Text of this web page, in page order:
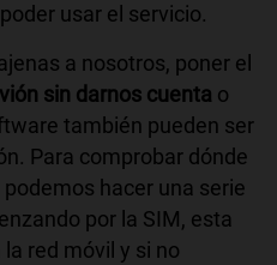
usar el servicio.
a nosotros, poner el
sin darnos cuenta o
también pueden ser
Para comprobar dónde
hacer una serie
por la SIM, esta
red móvil y si no